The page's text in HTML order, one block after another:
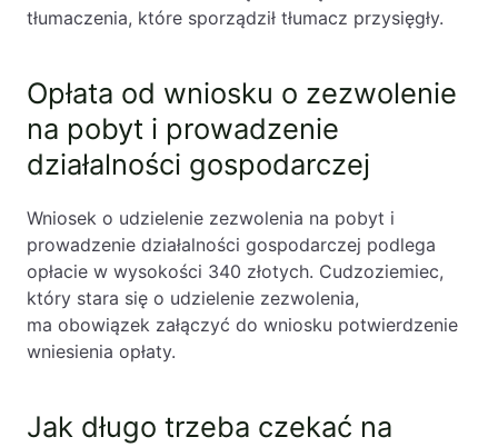
tłumaczenia, które sporządził tłumacz przysięgły.
Opłata od wniosku o zezwolenie
na pobyt i prowadzenie
działalności gospodarczej
Wniosek o udzielenie zezwolenia na pobyt i
prowadzenie działalności gospodarczej podlega
opłacie w wysokości 340 złotych. Cudzoziemiec,
który stara się o udzielenie zezwolenia,
ma obowiązek załączyć do wniosku potwierdzenie
wniesienia opłaty.
Jak długo trzeba czekać na